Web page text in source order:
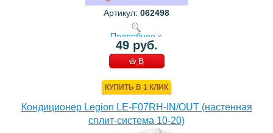
Артикул: 062498
Подробнее »
49 руб.
В
КУПИТЬ В 1 КЛИК
Кондиционер Legion LE-F07RH-IN/OUT (настенная
сплит-система 10-20)